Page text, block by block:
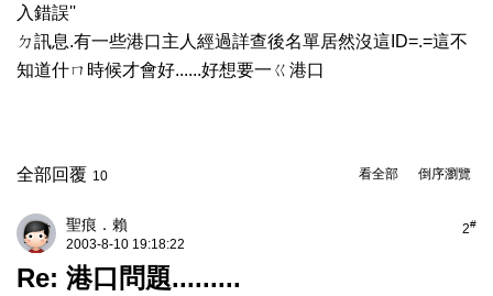
入錯誤''
ㄉ訊息.有一些港口主人經過詳查後名單居然沒這ID=.=這不
知道什ㄇ時候才會好......好想要一ㄍ港口
倒序瀏覽
看全部
全部回覆 10
2#
聖痕．賴
2003-8-10 19:18:22
Re: 港口問題.........